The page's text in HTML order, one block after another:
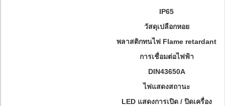
IP65
วัสดุเปลือกหอย
พลาสติกทนไฟ Flame retardant
การเชื่อมต่อไฟฟ้า
DIN43650A
ไฟแสดงสถานะ
LED แสดงการเปิด / ปิดเครื่อง